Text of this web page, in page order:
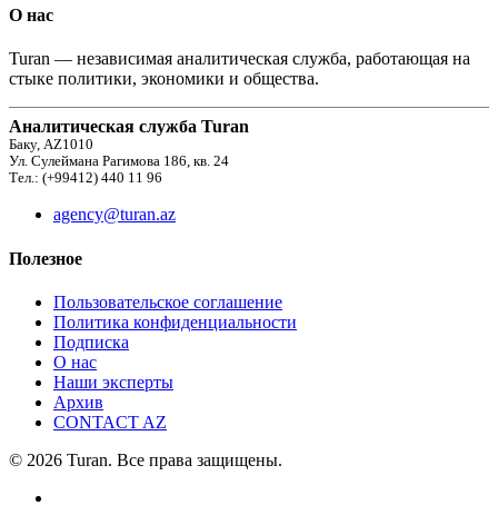
О нас
Turan — независимая аналитическая служба, работающая на
стыке политики, экономики и общества.
Аналитическая служба Turan
Баку, AZ1010
Ул. Сулеймана Рагимова 186, кв. 24
Тел.: (+99412) 440 11 96
agency@turan.az
Полезное
Пользовательское соглашение
Политика конфиденциальности
Подписка
О нас
Наши эксперты
Архив
CONTACT AZ
© 2026 Turan. Все права защищены.